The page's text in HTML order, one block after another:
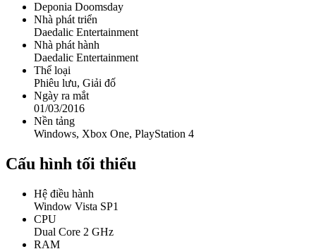
Deponia Doomsday
Nhà phát triển
Daedalic Entertainment
Nhà phát hành
Daedalic Entertainment
Thể loại
Phiêu lưu, Giải đố
Ngày ra mắt
01/03/2016
Nền tảng
Windows, Xbox One, PlayStation 4
Cấu hình tối thiểu
Hệ điều hành
Window Vista SP1
CPU
Dual Core 2 GHz
RAM